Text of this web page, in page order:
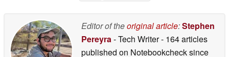
Editor of theoriginal article:Stephen
Pereyra- Tech Writer- 164 articles
published on Notebookchecksince